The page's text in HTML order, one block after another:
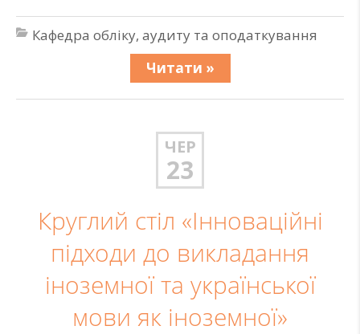
Кафедра обліку, аудиту та оподаткування
Читати »
ЧЕР
23
Круглий стіл «Інноваційні
підходи до викладання
іноземної та української
мови як іноземної»